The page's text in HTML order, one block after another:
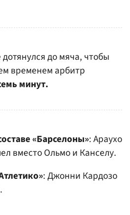
дотянулся до мяча, чтобы
временем арбитр
минут.
«Барселоны»: Араухо
вместо Ольмо и Канселу.
: Джонни Кардозо